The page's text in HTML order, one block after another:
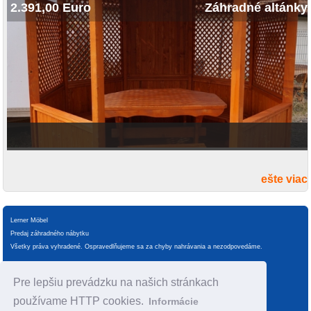
Pre lepšiu prevádzku na našich stránkach
používame HTTP cookies. Informácie
2.391,00 Euro Záhradné altánky
ešte viac
Lerner Möbel
Predaj záhradného nábytku
Všetky práva vyhradené. Ospravedlňujeme sa za chyby nahrávania a nezodpovedáme.
Spracovanie cookies
odtlačok
mapa stránok